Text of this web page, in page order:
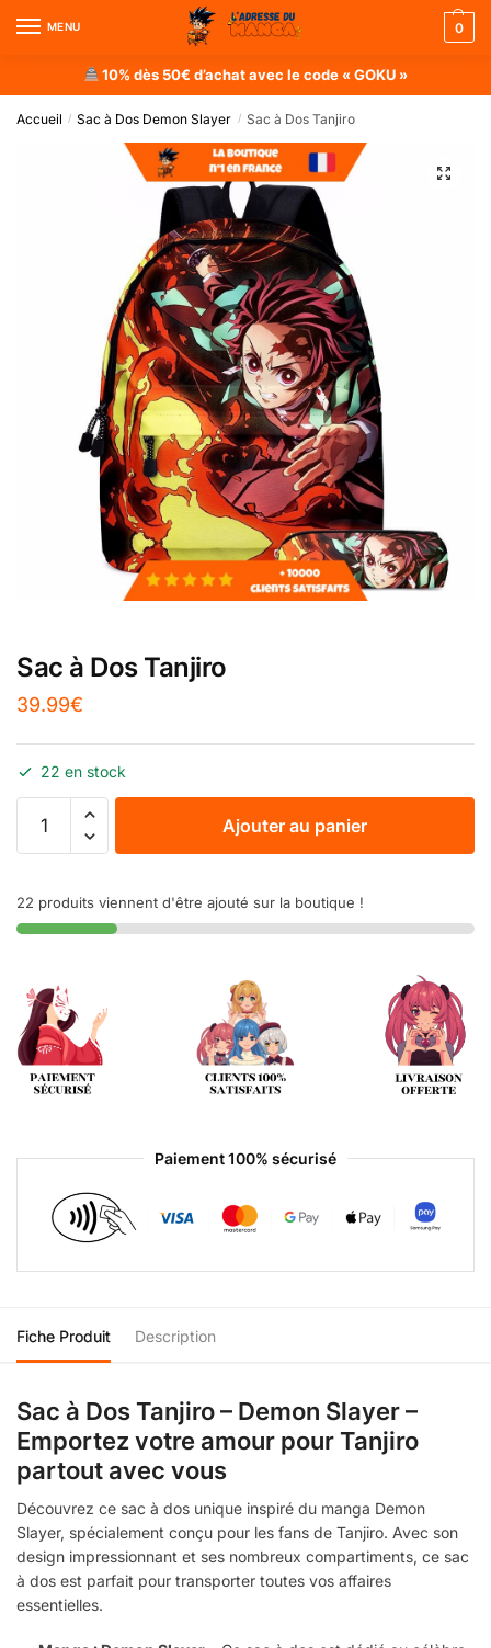
MENU 0
10% dès 50€ d’achat avec le code « GOKU »
Accueil / Sac à Dos Demon Slayer / Sac à Dos Tanjiro
Sac à Dos Tanjiro
39.99€
22 en stock
Ajouter au panier
22 produits viennent d'être ajouté sur la boutique !
Paiement 100% sécurisé
Fiche Produit Description
Sac à Dos Tanjiro – Demon Slayer –
Emportez votre amour pour Tanjiro
partout avec vous
Découvrez ce sac à dos unique inspiré du manga Demon
Slayer, spécialement conçu pour les fans de Tanjiro. Avec son
design impressionnant et ses nombreux compartiments, ce sac
à dos est parfait pour transporter toutes vos affaires
essentielles.